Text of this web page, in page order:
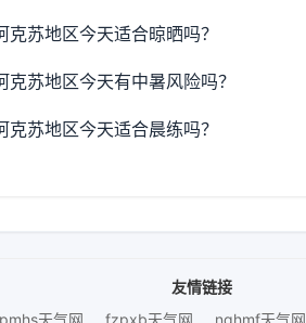
克苏地区今天适合晾晒吗？
克苏地区今天有中暑风险吗？
克苏地区今天适合晨练吗？
友情链接
天气网
fzpxb天气网 nqhmf天气网